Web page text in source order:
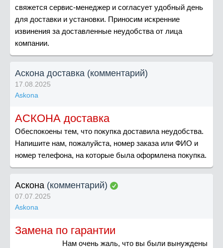
свяжется сервис-менеджер и согласует удобный день
для доставки и установки. Приносим искренние
извинения за доставленные неудобства от лица
компании.
Аскона доставка (комментарий)
17.08.2025
Askona
АСКОНА доставка
Обеспокоены тем, что покупка доставила неудобства.
Напишите нам, пожалуйста, номер заказа или ФИО и
номер телефона, на которые была оформлена покупка.
Аскона (комментарий)
07.07.2025
Askona
Замена по гарантии
Нам очень жаль, что вы были вынуждены